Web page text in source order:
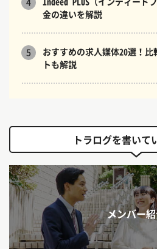
金の違いを解説
5
おすすめの求人媒体20選！
トも解説
トラログを書いて
メンバー